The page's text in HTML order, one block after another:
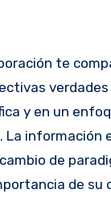
te
y en un
La información
de
de su